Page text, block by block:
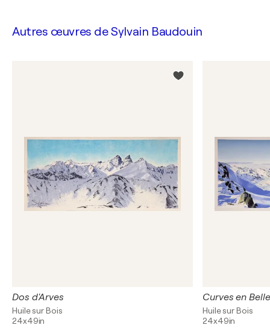
Autres œuvres deSylvain Baudouin
Dos d'Arves
Huile sur Bois
24x49in
Curves en
Huile sur Bois
24x49in